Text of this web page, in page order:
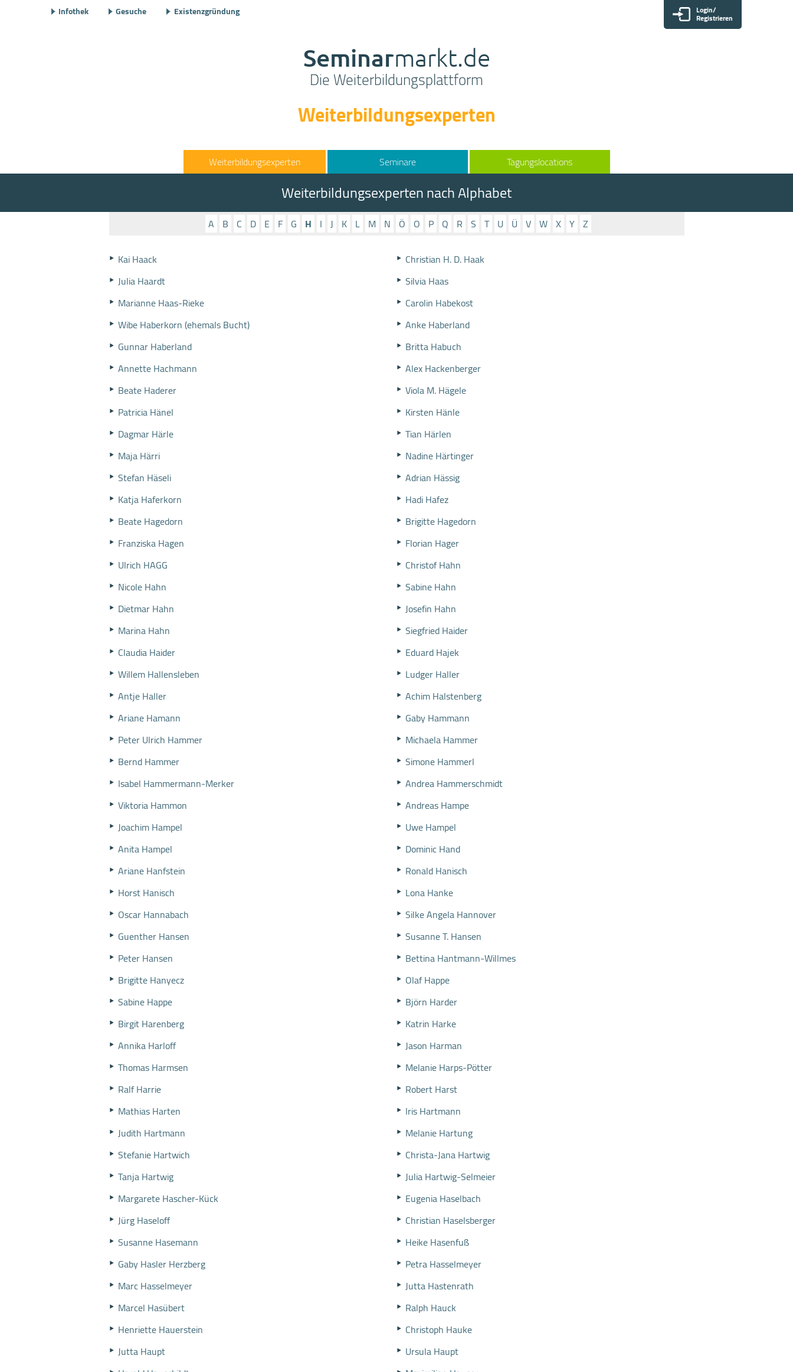
Infothek Gesuche Existenzgründung Login/
Registrieren
Seminarmarkt.de
Die Weiterbildungsplattform
Weiterbildungsexperten
Weiterbildungsexperten Seminare Tagungslocations
Weiterbildungsexperten nach Alphabet
A B C D E F G H I J K L M N Ö O P Q R S T U Ü V W X Y Z
Kai Haack
Julia Haardt
Marianne Haas-Rieke
Wibe Haberkorn (ehemals Bucht)
Gunnar Haberland
Annette Hachmann
Beate Haderer
Patricia Hänel
Dagmar Härle
Maja Härri
Stefan Häseli
Katja Haferkorn
Beate Hagedorn
Franziska Hagen
Ulrich HAGG
Nicole Hahn
Dietmar Hahn
Marina Hahn
Claudia Haider
Willem Hallensleben
Antje Haller
Ariane Hamann
Peter Ulrich Hammer
Bernd Hammer
Isabel Hammermann-Merker
Viktoria Hammon
Joachim Hampel
Anita Hampel
Ariane Hanfstein
Horst Hanisch
Oscar Hannabach
Guenther Hansen
Peter Hansen
Brigitte Hanyecz
Sabine Happe
Birgit Harenberg
Annika Harloff
Thomas Harmsen
Ralf Harrie
Mathias Harten
Judith Hartmann
Stefanie Hartwich
Tanja Hartwig
Margarete Hascher-Kück
Jürg Haseloff
Susanne Hasemann
Gaby Hasler Herzberg
Marc Hasselmeyer
Marcel Hasübert
Henriette Hauerstein
Jutta Haupt
Christian H. D. Haak
Silvia Haas
Carolin Habekost
Anke Haberland
Britta Habuch
Alex Hackenberger
Viola M. Hägele
Kirsten Hänle
Tian Härlen
Nadine Härtinger
Adrian Hässig
Hadi Hafez
Brigitte Hagedorn
Florian Hager
Christof Hahn
Sabine Hahn
Josefin Hahn
Siegfried Haider
Eduard Hajek
Ludger Haller
Achim Halstenberg
Gaby Hammann
Michaela Hammer
Simone Hammerl
Andrea Hammerschmidt
Andreas Hampe
Uwe Hampel
Dominic Hand
Ronald Hanisch
Lona Hanke
Silke Angela Hannover
Susanne T. Hansen
Bettina Hantmann-Willmes
Olaf Happe
Björn Harder
Katrin Harke
Jason Harman
Melanie Harps-Pötter
Robert Harst
Iris Hartmann
Melanie Hartung
Christa-Jana Hartwig
Julia Hartwig-Selmeier
Eugenia Haselbach
Christian Haselsberger
Heike Hasenfuß
Petra Hasselmeyer
Jutta Hastenrath
Ralph Hauck
Christoph Hauke
Ursula Haupt